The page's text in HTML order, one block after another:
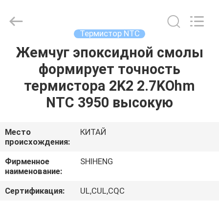
ДОМ
ПРОДУКТЫ
VR
О
НАС
Electronics
Co.,Ltd.
Термистор NTC
Жемчуг эпоксидной смолы
формирует точность
термистора 2K2 2.7KOhm
NTC 3950 высокую
Место
происхождения:
КИТАЙ
Фирменное
наименование:
SHIHENG
Сертификация:
UL,CUL,CQC